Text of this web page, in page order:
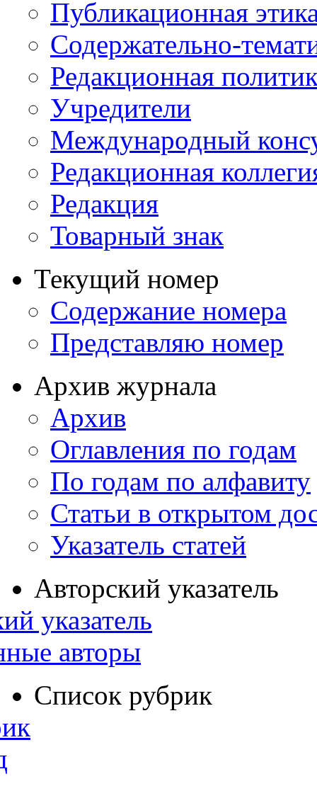
Публикационная
Содержательно-
Редакционная
Учредители
Международный
Редакционная
Редакция
Товарный знак
Текущий номер
Содержание номера
Представляю номер
Архив журнала
Архив
Оглавления по годам
По годам по алфавиту
Статьи в открытом
Указатель статей
Авторский указатель
указатель
авторы
Список рубрик